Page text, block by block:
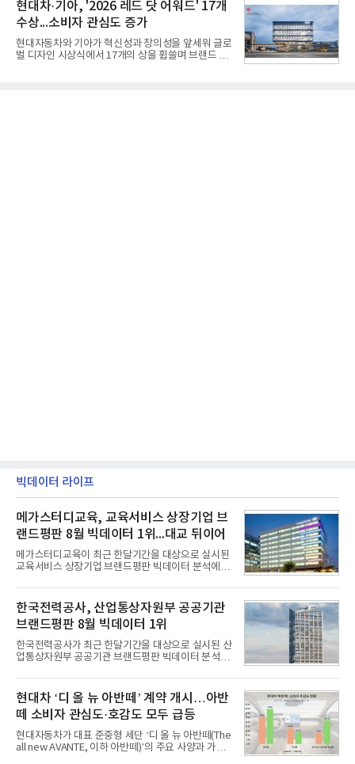
등으로 이전
불린 이 사업의 명칭은 호크(Iron Hawk, 철매)를 대체
한다는 의미에서 ‘철매Ⅱ’ 로 정해졌다. 철매Ⅱ 개발
사업은 미사일체계 완성 후인 2011년 ‘천궁(天弓)’으
로 다시 장비명이 바뀌었다. 17개 업체와 관련 기관이
참여한 가운데 LIG 넥스원은 탐색 개발에서 체계개발
현대차·기아, '2026 레드 닷 어워드' 17개
수상...소비자 관심도 증가
현대자동차와 기아가 혁신성과 창의성을 앞세워 글로
벌 디자인 시상식에서 17개의 상을 휩쓸며 브랜드 경
빅데이터 라이프
메가스터디교육, 교육서비스 상장기업 브
랜드평판 8월 빅데이터 1위...대교 뒤이어
메가스터디교육이 최근 한달기간을 대상으로 실시된
교육서비스 상장기업 브랜드평판 빅데이터 분석에서
일 한국기업평판연구소(소장 구창환)는 국내 교육서
비스 상장기업 브랜드를 대상으로 지난 7월 7일부터
8월 7일까지 수집된 소비자 빅데이터 10,074,233건
을 분석한 결과, 메가스터디교육이 브랜드평판지수
1,710,926을 기록하며 8월 1위에 올랐다고 밝혔다.
분석에 활용된 빅데이터는 지난 7월(9,491,206건) 대
비 6.14% 증가한 수치로, 교육서비스 상장기업 브랜
디교육, 대교, 디지
한국전력공사, 산업통상자원부 공공기관
브랜드평판 8월 빅데이터 1위
한국전력공사가 최근 한달기간을 대상으로 실시된 산
업통상자원부 공공기관 브랜드평판 빅데이터 분석에
이 순으로 뒤를 이었다.7일 한국기업평판연구소(소장
구창환)는 산업통상자원부 공공기관 41개 브랜드를
대상으로 지난 7월 7일부터 8월 7일까지 수집된 소비
자 빅데이터 91,102,549건을 분석한 결과, 한국전력
공사가 브랜드평판지수 10,670,633을 기록하며 8월
1위에 올랐다고 밝혔다. 분석에 활용된 빅데이터는 지
난 7월(88,893,823건) 대비 2.48% 증가한 수치다.연
현대차 ‘디 올 뉴 아반떼’ 계약 개시…아반
떼 소비자 관심도·호감도 모두 급등
현대자동차가 대표 준중형 세단 ‘디 올 뉴 아반떼(The
all new AVANTE, 이하 아반떼)’의 주요 사양과 가격